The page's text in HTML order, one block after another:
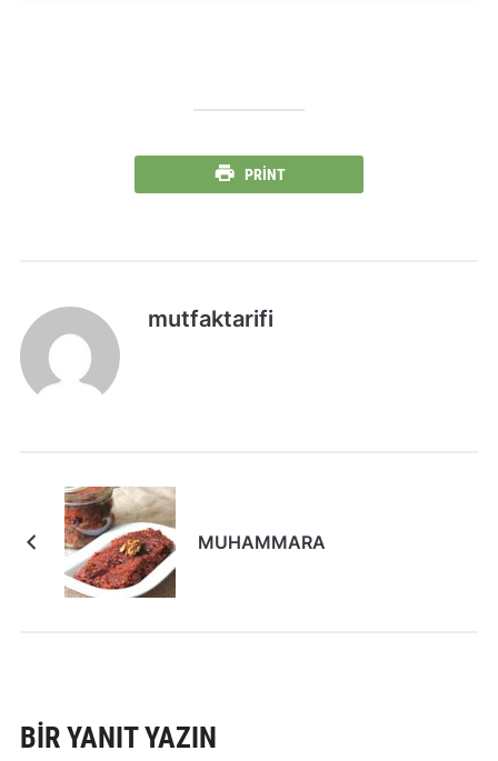
PRINT
mutfaktarifi
MUHAMMARA
BIR YANIT YAZIN